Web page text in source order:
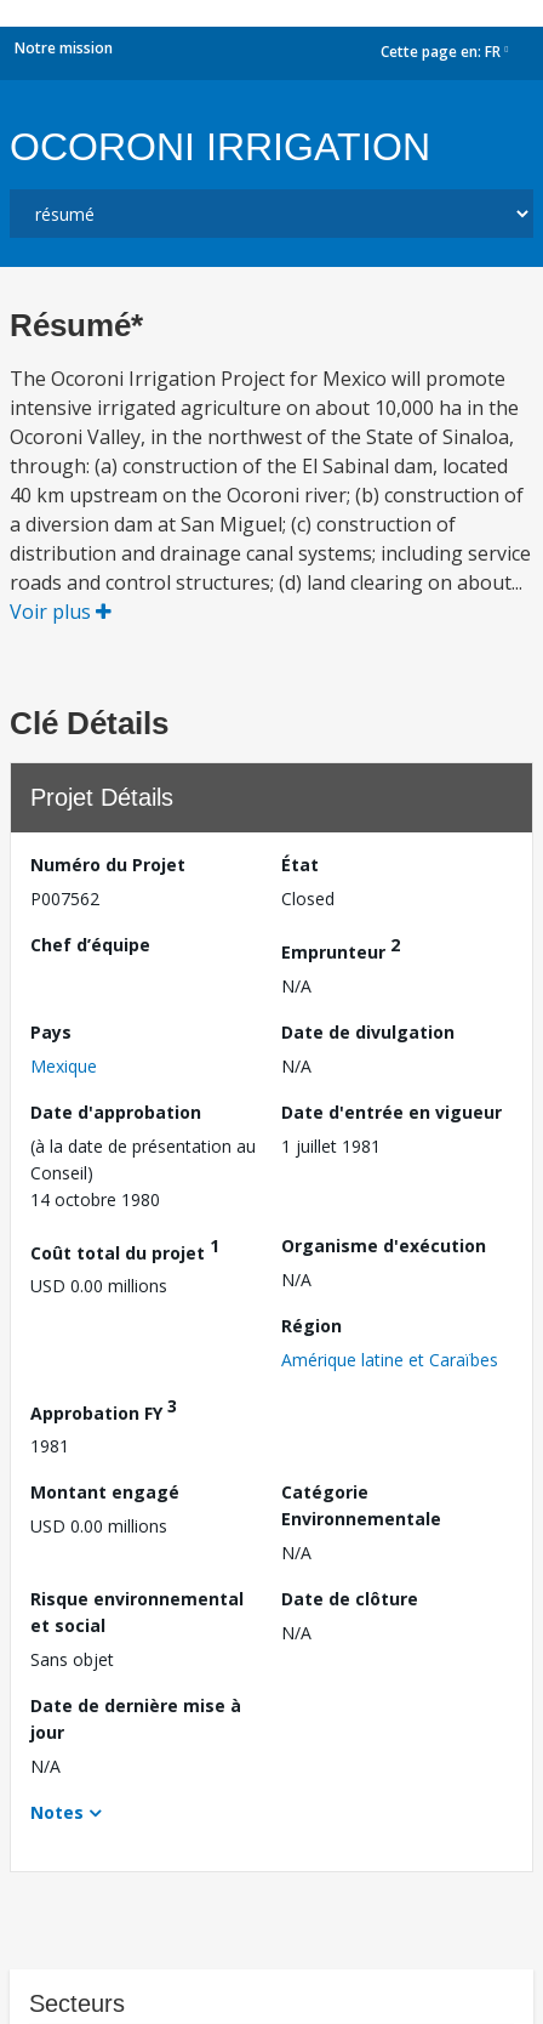
Notre mission Cette page en: FR
OCORONI IRRIGATION
Résumé*
The Ocoroni Irrigation Project for Mexico will promote
intensive irrigated agriculture on about 10,000 ha in the
Ocoroni Valley, in the northwest of the State of Sinaloa,
through: (a) construction of the El Sabinal dam, located
40 km upstream on the Ocoroni river; (b) construction of
a diversion dam at San Miguel; (c) construction of
distribution and drainage canal systems; including service
roads and control structures; (d) land clearing on about...
Voir plus
Clé Détails
Projet Détails
Numéro du Projet
P007562
État
Closed
Chef d’équipe
Emprunteur 2
N/A
Pays
Mexique
Date de divulgation
N/A
Date d'approbation
(à la date de présentation au
Conseil)
14 octobre 1980
Date d'entrée en vigueur
1 juillet 1981
Coût total du projet 1
USD 0.00 millions
Organisme d'exécution
N/A
Région
Amérique latine et Caraïbes
Approbation FY3
1981
Montant engagé
USD 0.00 millions
Catégorie
Environnementale
N/A
Risque environnemental
et social
Sans objet
Date de clôture
N/A
Date de dernière mise à
jour
N/A
Notes
Secteurs